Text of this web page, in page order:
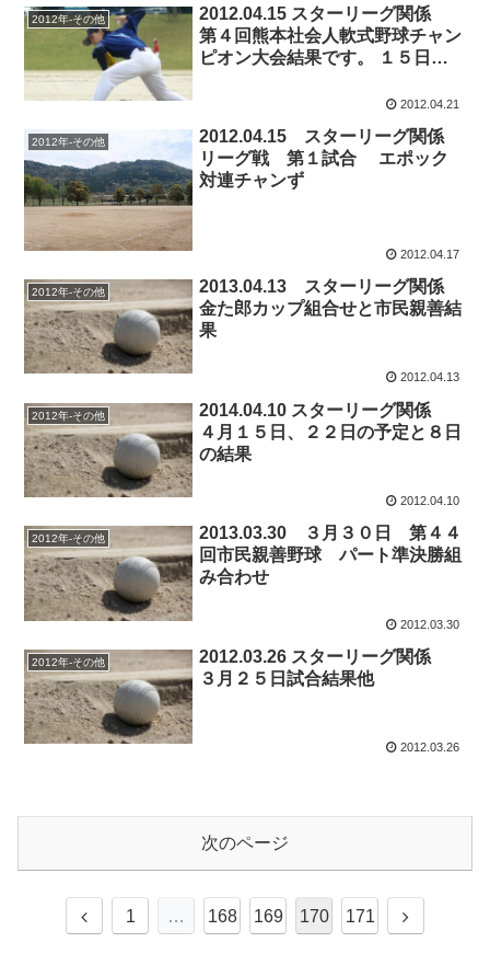
2012年-その他
2012.04.15 スターリーグ関係
第４回熊本社会人軟式野球チャン
ピオン大会結果です。 １５日
2012.04.21
2012年-その他
2012.04.15 スターリーグ関係
リーグ戦 第１試合 エポック
対連チャンず
2012.04.17
2012年-その他
2013.04.13 スターリーグ関係
金た郎カップ組合せと市民親善結
果
2012.04.13
2012年-その他
2014.04.10 スターリーグ関係
４月１５日、２２日の予定と８日
の結果
2012.04.10
2012年-その他
2013.03.30 ３月３０日 第４４
回市民親善野球 パート準決勝組
み合わせ
2012.03.30
2012年-その他
2012.03.26 スターリーグ関係
３月２５日試合結果他
2012.03.26
次のページ
前
1 … 168 169 170 171
次